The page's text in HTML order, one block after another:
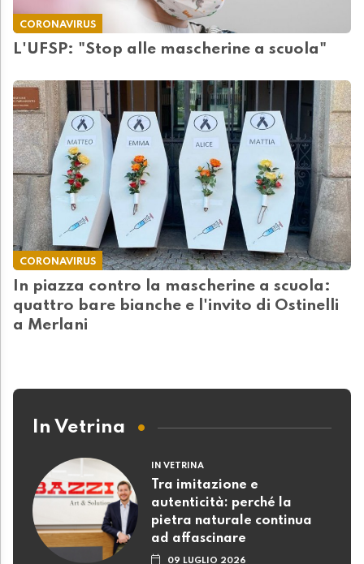
CORONAVIRUS
L'UFSP: "Stop alle mascherine a scuola"
CORONAVIRUS
In piazza contro la mascherine a scuola:
quattro bare bianche e l'invito di Ostinelli
a Merlani
In Vetrina
IN VETRINA
Tra imitazione e
autenticità: perché la
pietra naturale continua
ad affascinare
09 LUGLIO 2026